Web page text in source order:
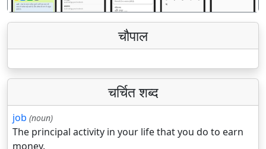
चौपाल
चर्चित शब्द
job (noun)
The principal activity in your life that you do to earn
money.